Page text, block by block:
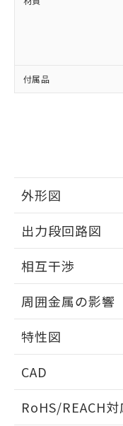
付属品
外形図
外形図
出力段回路図
出力段回路図
相互干渉
相互干渉
周囲金属の影響
周囲金属の影響
特性図
検出物体の大きさと材
CAD
ドすることがで
RoHS/REACH
示しな
マイパ
ビス）
メンバ
お客様
※当社
指します
部品在庫の
月が前後す
※3 非含有
51物質の非含
※本証明書は
るもので、過
ものではあり
また、RoHS
物質の対応で
荷製品に未
既に当社に
していること
り、2022年1
準値以下で
「10」：通
質が外部に
及ぼさない
「－」：未
い合わせく
該第三
販売先
法に輸
り引き
受
情